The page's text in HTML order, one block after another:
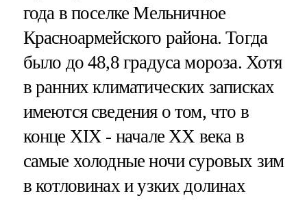
года в поселке Мельничное
Красноармейского района. Тогда
было до 48,8 градуса мороза. Хотя
в ранних климатических записках
имеются сведения о том, что в
конце XIX - начале XX века в
самые холодные ночи суровых зим
в котловинах и узких долинах